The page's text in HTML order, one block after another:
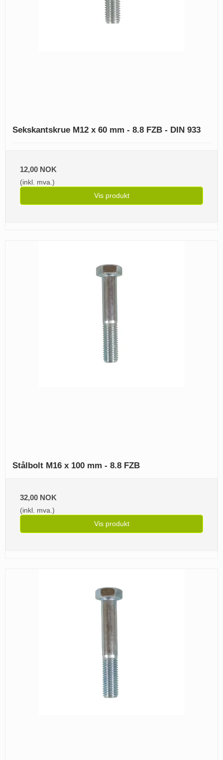
Sekskantskrue M12 x 60 mm - 8.8 FZB - DIN 933
12,00 NOK
(inkl. mva.)
Vis produkt
Stålbolt M16 x 100 mm - 8.8 FZB
32,00 NOK
(inkl. mva.)
Vis produkt